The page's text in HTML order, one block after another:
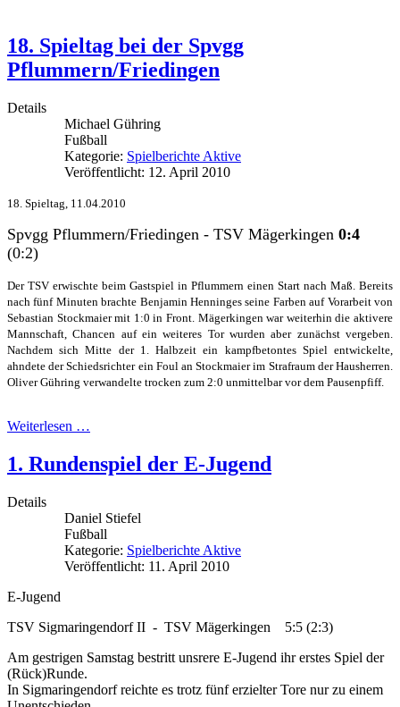
18. Spieltag bei der Spvgg
Pflummern/Friedingen
Details
Michael Gühring
Fußball
Kategorie: Spielberichte Aktive
Veröffentlicht: 12. April 2010
18. Spieltag, 11.04.2010
Spvgg Pflummern/Friedingen - TSV Mägerkingen 0:4
(0:2)
Der TSV erwischte beim Gastspiel in Pflummern einen Start nach Maß. Bereits
nach fünf Minuten brachte Benjamin Henninges seine Farben auf Vorarbeit von
Sebastian Stockmaier mit 1:0 in Front. Mägerkingen war weiterhin die aktivere
Mannschaft, Chancen auf ein weiteres Tor wurden aber zunächst vergeben.
Nachdem sich Mitte der 1. Halbzeit ein kampfbetontes Spiel entwickelte,
ahndete der Schiedsrichter ein Foul an Stockmaier im Strafraum der Hausherren.
Oliver Gühring verwandelte trocken zum 2:0 unmittelbar vor dem Pausenpfiff.
Weiterlesen …
1. Rundenspiel der E-Jugend
Details
Daniel Stiefel
Fußball
Kategorie: Spielberichte Aktive
Veröffentlicht: 11. April 2010
E-Jugend
TSV Sigmaringendorf II - TSV Mägerkingen 5:5 (2:3)
Am gestrigen Samstag bestritt unsrere E-Jugend ihr erstes Spiel der
(Rück)Runde.
In Sigmaringendorf reichte es trotz fünf erzielter Tore nur zu einem